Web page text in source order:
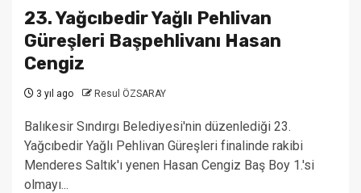
23. Yağcıbedir Yağlı Pehlivan
Güreşleri Başpehlivanı Hasan
Cengiz
3 yıl ago Resul ÖZSARAY
Balıkesir Sındırgı Belediyesi'nin düzenlediği 23.
Yağcıbedir Yağlı Pehlivan Güreşleri finalinde rakibi
Menderes Saltık'ı yenen Hasan Cengiz Baş Boy 1.'si
olmayı...